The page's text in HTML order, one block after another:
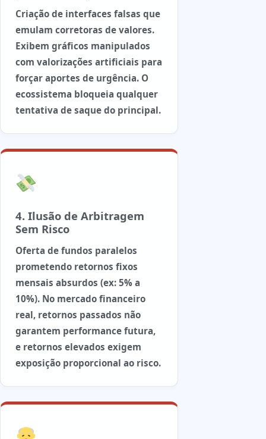
Criação de interfaces falsas que
emulam corretoras de valores.
Exibem gráficos manipulados
com valorizações artificiais para
forçar aportes de urgência. O
ecossistema bloqueia qualquer
tentativa de saque do principal.
4. Ilusão de Arbitragem
Sem Risco
Oferta de fundos paralelos
prometendo retornos fixos
mensais absurdos (ex: 5% a
10%). No mercado financeiro
real, retornos passados não
garantem performance futura,
e retornos elevados exigem
exposição proporcional ao risco.